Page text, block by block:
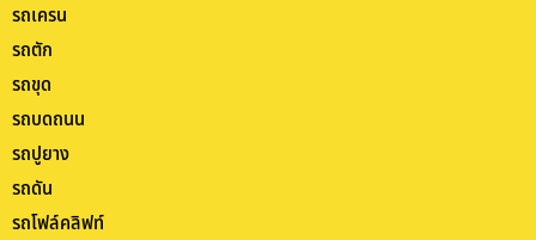
รถเครน
รถตัก
รถขุด
รถบดถนน
รถปูยาง
รถดัน
รถโฟล์คลิฟท์